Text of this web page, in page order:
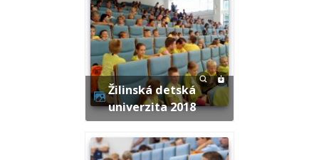
Žilinská detská
univerzita 2018